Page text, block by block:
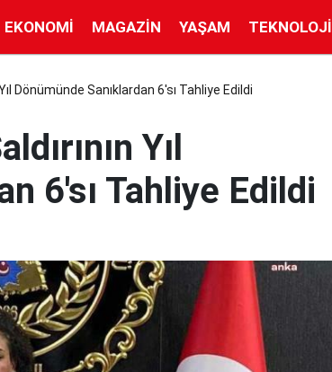
EKONOMI MAGAZIN YAŞAM TEKNOLOJI
Dönümünde Sanıklardan 6'sı Tahliye Edildi
Yıl
6'sı Tahliye Edildi